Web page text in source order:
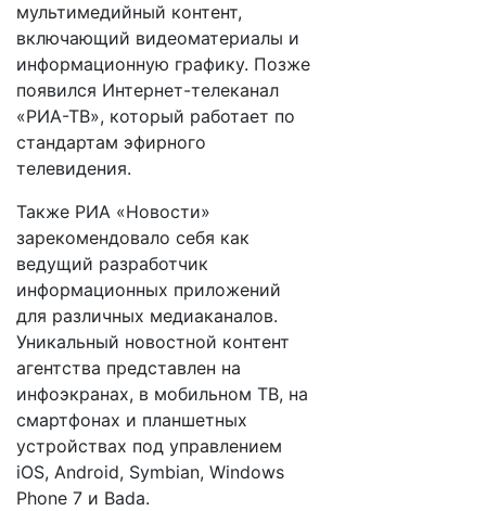
мультимедийный контент,
включающий видеоматериалы и
информационную графику. Позже
появился Интернет-телеканал
«РИА-ТВ», который работает по
стандартам эфирного
телевидения.
Также РИА «Новости»
зарекомендовало себя как
ведущий разработчик
информационных приложений
для различных медиаканалов.
Уникальный новостной контент
агентства представлен на
инфоэкранах, в мобильном ТВ, на
смартфонах и планшетных
устройствах под управлением
iOS, Android, Symbian, Windows
Phone 7 и Bada.